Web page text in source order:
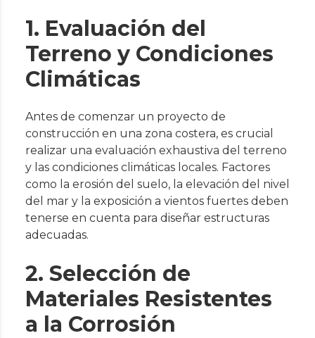
1. Evaluación del
Terreno y Condiciones
Climáticas
Antes de comenzar un proyecto de
construcción en una zona costera, es crucial
realizar una evaluación exhaustiva del terreno
y las condiciones climáticas locales. Factores
como la erosión del suelo, la elevación del nivel
del mar y la exposición a vientos fuertes deben
tenerse en cuenta para diseñar estructuras
adecuadas.
2. Selección de
Materiales Resistentes
a la Corrosión